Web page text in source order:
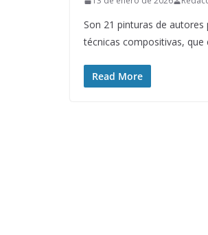
Son 21 pinturas de
técnicas compositivas, que
Read More